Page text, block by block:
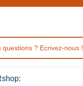
questions ? Ecrivez-nous !